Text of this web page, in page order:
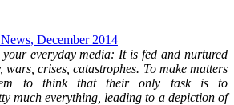
your everyday media: It is fed and nurtured
wars, crises, catastrophes. To make matters
to think that their only task is to
much everything, leading to a depiction of